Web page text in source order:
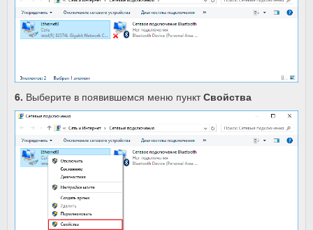
6. Выберите в появившемся меню пунктСвойства